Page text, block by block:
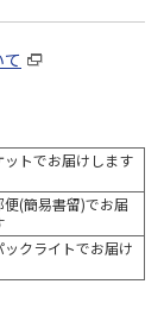
ットでお届けします
便(簡易書留)でお届
ックライトでお届け